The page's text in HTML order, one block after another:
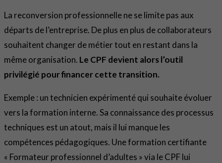
La reconversion professionnelle ne se limite pas aux
départs de l’entreprise. De plus en plus de collaborateurs
souhaitent changer de métier tout en restant dans la
même organisation. Le CPF devient alors l’outil
privilégié pour financer cette transition.
Exemple : un technicien expérimenté qui souhaite évoluer
vers la formation interne. Sa connaissance des processus
techniques est un atout, mais il lui manque les
compétences pédagogiques. Une formation certifiante
« Formateur professionnel d’adultes » via le CPF lui